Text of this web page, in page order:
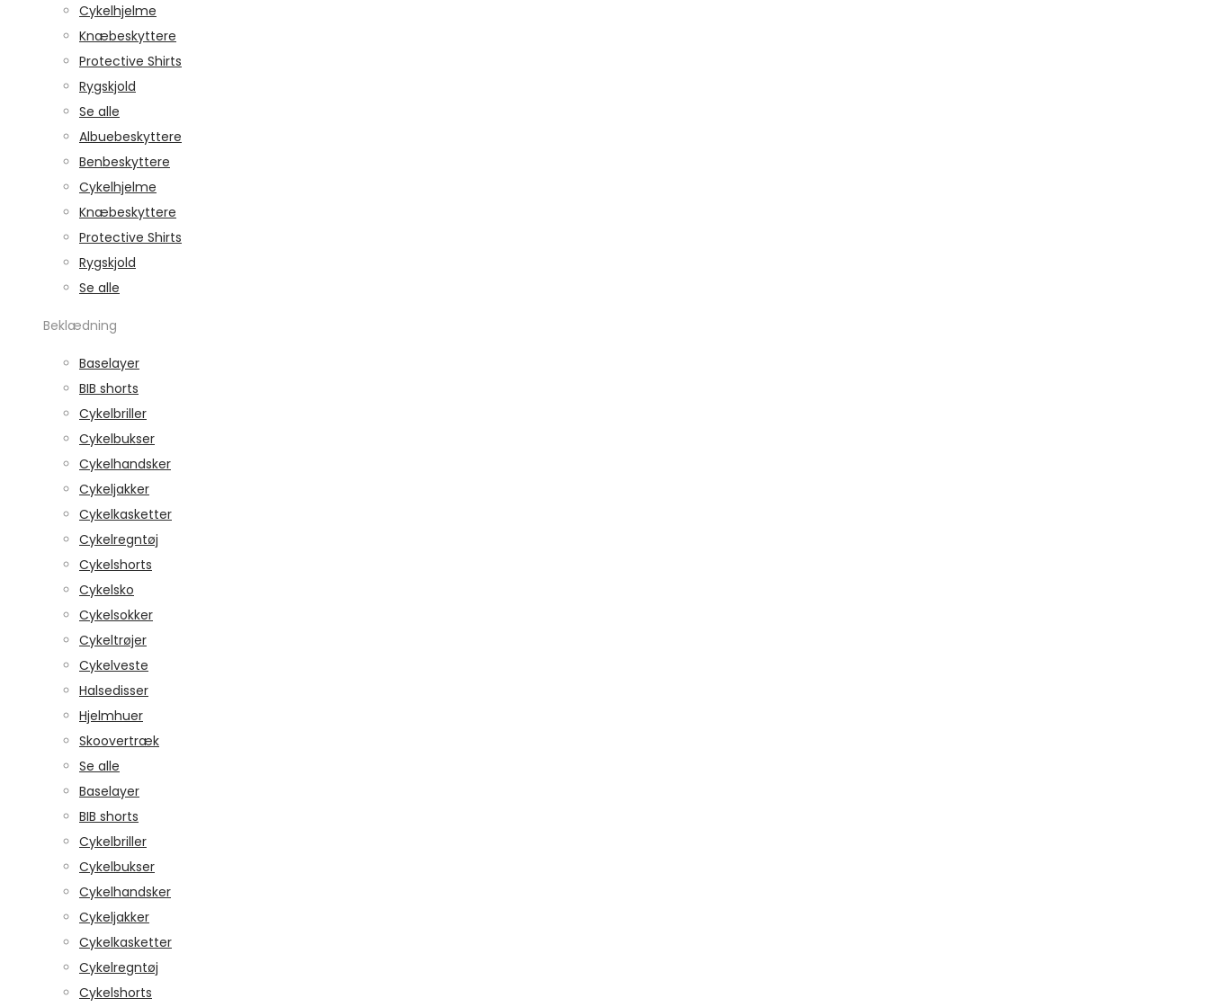
Cykelhjelme
Knæbeskyttere
Protective Shirts
Rygskjold
Se alle
Albuebeskyttere
Benbeskyttere
Cykelhjelme
Knæbeskyttere
Protective Shirts
Rygskjold
Se alle
Beklædning
Baselayer
BIB shorts
Cykelbriller
Cykelbukser
Cykelhandsker
Cykeljakker
Cykelkasketter
Cykelregntøj
Cykelshorts
Cykelsko
Cykelsokker
Cykeltrøjer
Cykelveste
Halsedisser
Hjelmhuer
Skoovertræk
Se alle
Baselayer
BIB shorts
Cykelbriller
Cykelbukser
Cykelhandsker
Cykeljakker
Cykelkasketter
Cykelregntøj
Cykelshorts